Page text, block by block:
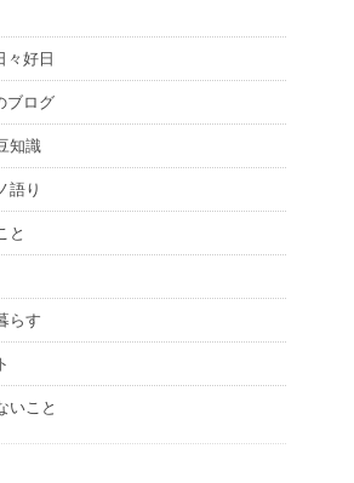
々好日
ブログ
知識
語り
と
らす
いこと